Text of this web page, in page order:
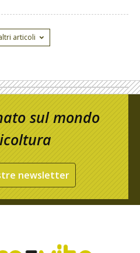
articoli
sul mondo
newsletter